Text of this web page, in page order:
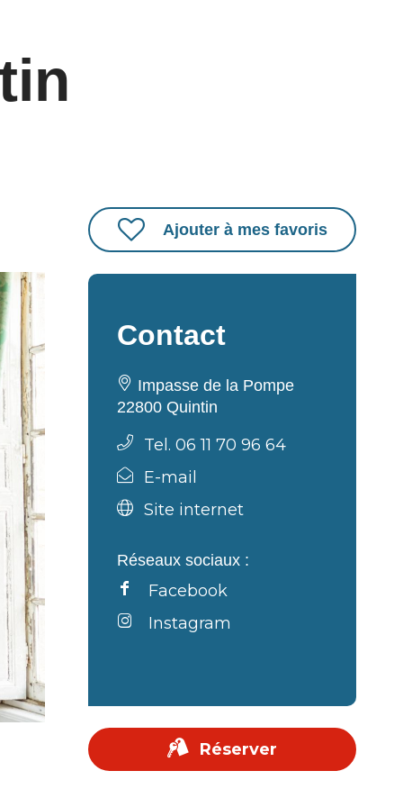
Ajouter à mes favoris
Contact
Impasse de la Pompe
22800 Quintin
Tel. 06 11 70 96 64
E-mail
Site internet
Réseaux sociaux :
Facebook
Instagram
Réserver